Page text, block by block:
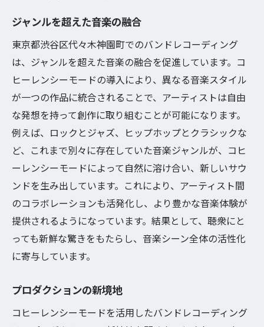
ジャンルを超えた音楽の融合
東京都渋谷区代々木神園町でのバンドレコーディング
は、ジャンルを超えた音楽の融合を促進しています。コ
ヒーレンシーモードの導入により、異なる音楽スタイル
が一つの作品に統合されることで、アーティストは自由
な発想を持って創作に取り組むことが可能になります。
例えば、ロックとジャズ、ヒップホップとクラシックな
ど、これまで別々に存在していた音楽ジャンルが、コヒ
ーレンシーモードによって自然に溶け合い、新しいサウ
ンドを生み出しています。これにより、アーティスト間
のコラボレーションも活発化し、より豊かな音楽体験が
提供されるようになっています。結果として、聴衆にと
っても新鮮な驚きをもたらし、音楽シーン全体の活性化
に寄与しています。
プロダクションの新境地
コヒーレンシーモードを活用したバンドレコーディング